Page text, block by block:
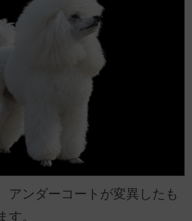
アンダーコートが変異したも
す。